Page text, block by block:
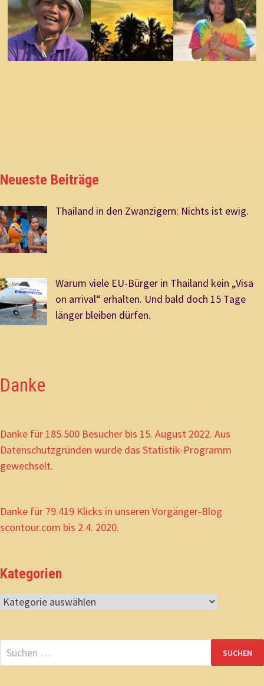
Neueste Beiträge
Thailand in den Zwanzigern: Nichts ist ewig.
Warum viele EU-Bürger in Thailand kein „Visa
on arrival“ erhalten. Und bald doch 15 Tage
länger bleiben dürfen.
Danke
Danke für 185.500 Besucher bis 15. August 2022. Aus
Datenschutzgründen wurde das Statistik-Programm
gewechselt.
Danke für 79.419 Klicks in unseren Vorgänger-Blog
scontour.com bis 2.4. 2020.
Kategorien
Kategorien
Suchen
nach: